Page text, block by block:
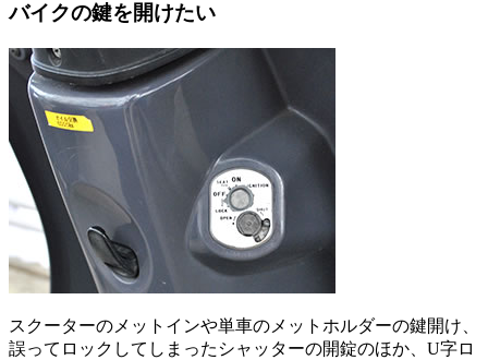
バイクの鍵を開けたい
スクーターのメットインや単車のメットホルダーの鍵開け、
誤ってロックしてしまったシャッターの開錠のほか、U字ロ